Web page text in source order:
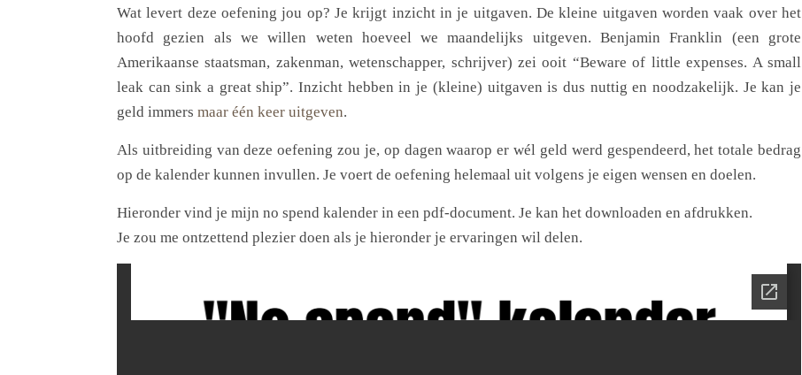
Wat levert deze oefening jou op? Je krijgt inzicht in je uitgaven. De kleine uitgaven worden vaak over het
hoofd gezien als we willen weten hoeveel we maandelijks uitgeven. Benjamin Franklin (een grote
Amerikaanse staatsman, zakenman, wetenschapper, schrijver) zei ooit “Beware of little expenses. A small
leak can sink a great ship”. Inzicht hebben in je (kleine) uitgaven is dus nuttig en noodzakelijk. Je kan je
geld immers maar één keer uitgeven.
Als uitbreiding van deze oefening zou je, op dagen waarop er wél geld werd gespendeerd, het totale bedrag
op de kalender kunnen invullen. Je voert de oefening helemaal uit volgens je eigen wensen en doelen.
Hieronder vind je mijn no spend kalender in een pdf-document. Je kan het downloaden en afdrukken.
Je zou me ontzettend plezier doen als je hieronder je ervaringen wil delen.